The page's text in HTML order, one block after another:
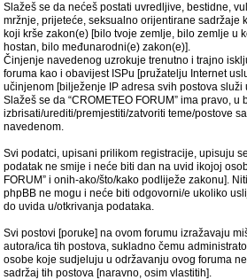
Slažeš se da nećeš postati uvredljive, bestidne,
mržnje, prijeteće, seksualno orijentirane sadržaje
koji krše zakon(e) [bilo tvoje zemlje, bilo zemlje u
hostan, bilo međunarodni(e) zakon(e)].
Činjenje navedenog uzrokuje trenutno i trajno
foruma kao i obavijest ISPu [pružatelju Internet
učinjenom [bilježenje IP adresa svih postova služi
Slažeš se da “CROMETEO FORUM” ima pravo, u
izbrisati/urediti/premjestiti/zatvoriti teme/postove
navedenom.
Svi podatci, upisani prilikom registracije, upisuju
podatak ne smije i neće biti dan na uvid ikojoj
FORUM” i onih-ako/što/kako podliježe zakonu].
phpBB ne mogu i neće biti odgovorni/e ukoliko
do uvida u/otkrivanja podataka.
Svi postovi [poruke] na ovom forumu izražavaju
autora/ica tih postova, sukladno čemu
osobe koje sudjeluju u održavanju ovog foruma
sadržaj tih postova [naravno, osim vlastitih].